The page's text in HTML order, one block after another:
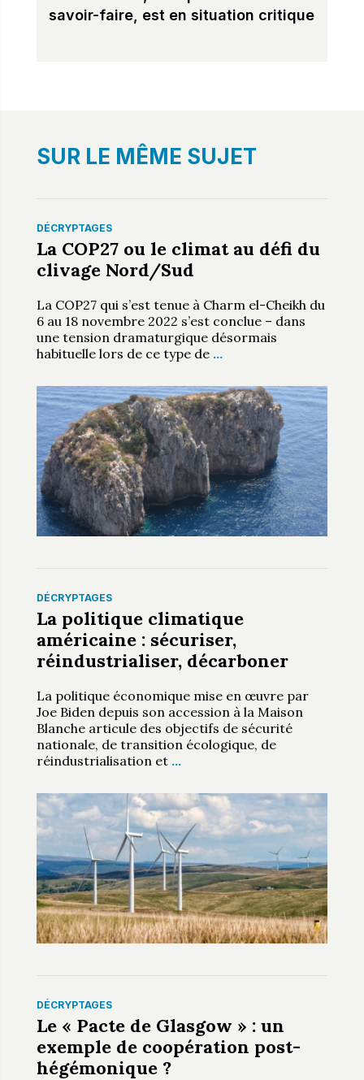
savoir-faire, est en situation critique
SUR LE MÊME SUJET
DÉCRYPTAGES
La COP27 ou le climat au défi du
clivage Nord/Sud
La COP27 qui s’est tenue à Charm el-Cheikh du
6 au 18 novembre 2022 s’est conclue – dans
une tension dramaturgique désormais
habituelle lors de ce type de …
DÉCRYPTAGES
La politique climatique
américaine : sécuriser,
réindustrialiser, décarboner
La politique économique mise en œuvre par
Joe Biden depuis son accession à la Maison
Blanche articule des objectifs de sécurité
nationale, de transition écologique, de
réindustrialisation et …
DÉCRYPTAGES
Le « Pacte de Glasgow » : un
exemple de coopération post-
hégémonique ?